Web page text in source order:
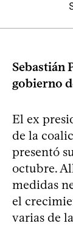
Sebastián
gobierno
El ex
de la
presentó
octubre.
medidas
el
varias de